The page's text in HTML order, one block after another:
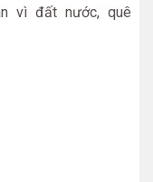
vì đất nước, quê